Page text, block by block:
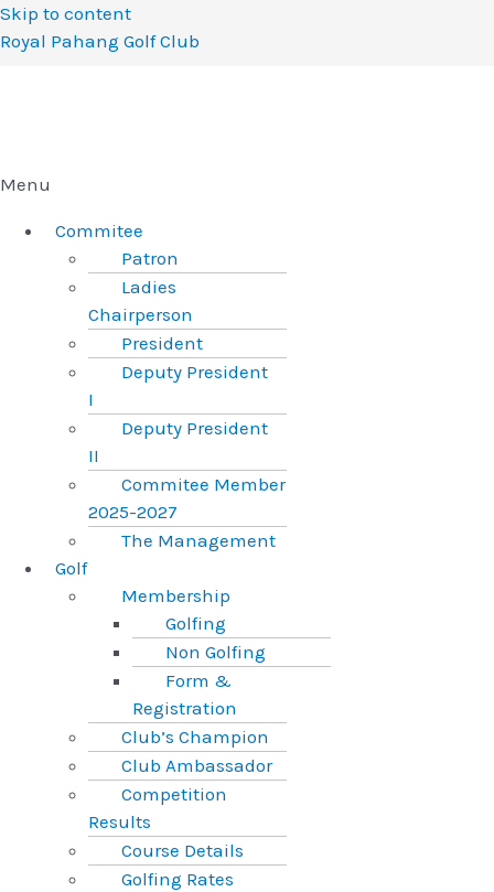
Skip to content
Royal Pahang Golf Club
Menu
Commitee
Patron
Ladies
Chairperson
President
Deputy President
I
Deputy President
II
Commitee Member
2025-2027
The Management
Golf
Membership
Golfing
Non Golfing
Form &
Registration
Club’s Champion
Club Ambassador
Competition
Results
Course Details
Golfing Rates